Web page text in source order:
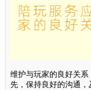
维护与玩家的良好关
先，保持良好的沟通